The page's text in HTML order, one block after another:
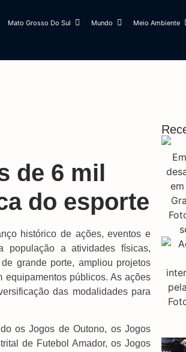
Mato Grosso Do Sul Mundo Meio Ambiente
de 6 mil
do esporte
histórico de ações, eventos e
população a atividades físicas,
grande porte, ampliou projetos
equipamentos públicos. As ações
das modalidades para
os Jogos de Outono, os Jogos
de Futebol Amador, os Jogos